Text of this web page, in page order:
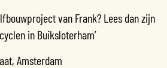
van Frank? Lees dan zijn
in Buiksloterham’
Amsterdam